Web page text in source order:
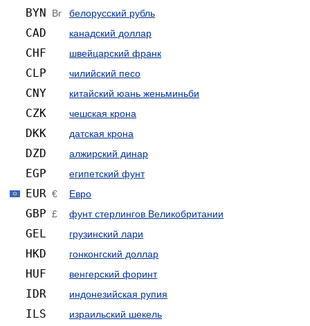
BYN Br белорусский рубль
CAD канадский доллар
CHF швейцарский франк
CLP чилийский песо
CNY китайский юань женьминьби
CZK чешская крона
DKK датская крона
DZD алжирский динар
EGP египетский фунт
EUR € Евро
GBP £ фунт стерлингов Велико­британии
GEL грузинский лари
HKD гонконгский доллар
HUF венгерский форинт
IDR индонезийская рупия
ILS израильский шекель